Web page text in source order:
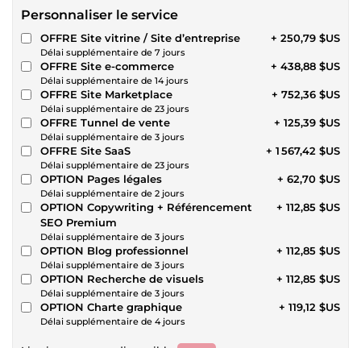
Personnaliser le service
OFFRE Site vitrine / Site d’entreprise
Délai supplémentaire de 7 jours
+ 250,79 $US
OFFRE Site e-commerce
Délai supplémentaire de 14 jours
+ 438,88 $US
OFFRE Site Marketplace
Délai supplémentaire de 23 jours
+ 752,36 $US
OFFRE Tunnel de vente
Délai supplémentaire de 3 jours
+ 125,39 $US
OFFRE Site SaaS
Délai supplémentaire de 23 jours
+ 1 567,42 $US
OPTION Pages légales
Délai supplémentaire de 2 jours
+ 62,70 $US
OPTION Copywriting + Référencement
SEO Premium
Délai supplémentaire de 3 jours
+ 112,85 $US
OPTION Blog professionnel
Délai supplémentaire de 3 jours
+ 112,85 $US
OPTION Recherche de visuels
Délai supplémentaire de 3 jours
+ 112,85 $US
OPTION Charte graphique
Délai supplémentaire de 4 jours
+ 119,12 $US